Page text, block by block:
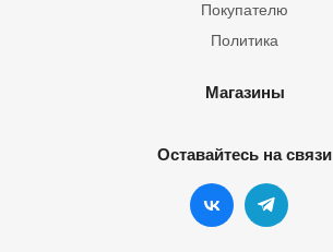
Покупателю
Политика
Магазины
Оставайтесь на связи